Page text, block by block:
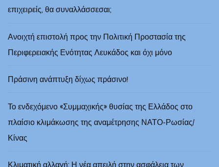
επιχειρείς, θα συναλλάσσεσαι;
Ανοιχτή επιστολή προς την Πολιτική Προστασία της
Περιφερειακής Ενότητας Λευκάδος και όχι μόνο
Πράσινη ανάπτυξη δίχως πράσινο!
Το ενδεχόμενο «Συμμαχικής» θυσίας της Ελλάδος στο
πλαίσιο κλιμάκωσης της αναμέτρησης ΝΑΤΟ-Ρωσίας/
Κίνας
Κλιματική αλλαγή: Η νέα απειλή στην ασφάλεια των